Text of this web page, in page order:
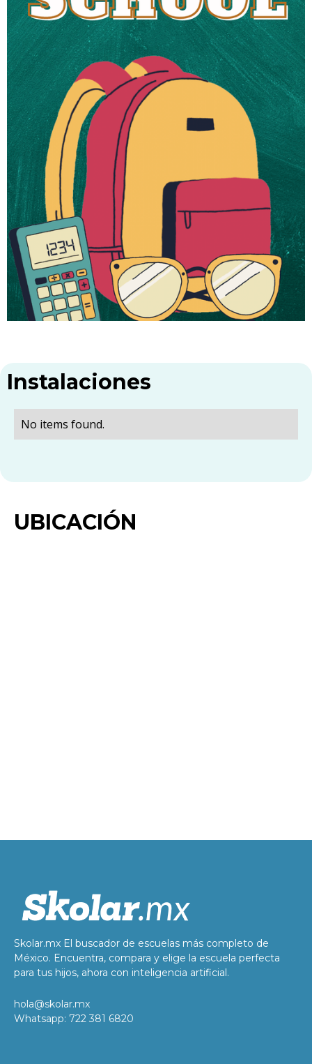
Instalaciones
No items found.
UBICACIÓN
Skolar.mx El buscador de escuelas más completo de
México. Encuentra, compara y elige la escuela perfecta
para tus hijos, ahora con inteligencia artificial.
hola@skolar.mx
Whatsapp: 722 381 6820